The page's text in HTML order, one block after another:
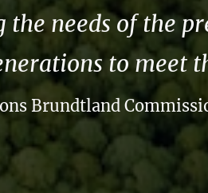
the needs of the
to meet
Brundtland